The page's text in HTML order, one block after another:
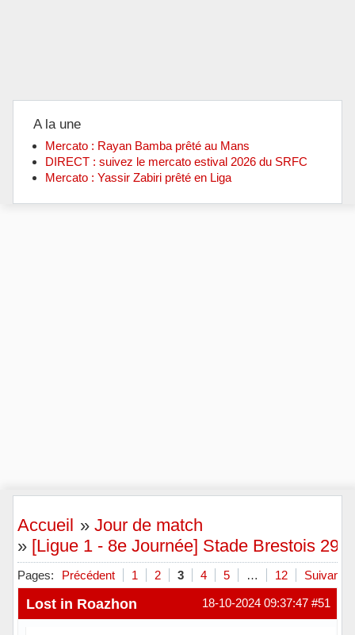
A la une
Mercato : Rayan Bamba prêté au Mans
DIRECT : suivez le mercato estival 2026 du SRFC
Mercato : Yassir Zabiri prêté en Liga
Accueil »Jour de match
» [Ligue 1 - 8e Journée] Stade Brestois 29
Pages: Précédent 1 2 3 4 5 … 12 Suivant
#51
18-10-2024 09:37:47
Lost in Roazhon